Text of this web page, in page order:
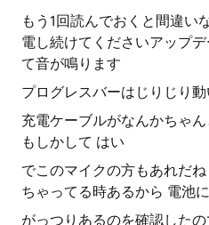
もう1回読んでおくと間違い
電し続けてくださいアップ
て音が鳴ります
プログレスバーはじりじり
充電ケーブルがなんかちゃ
もしかして はい
でこのマイクの方もあれだ
ちゃってる時あるから 電池
がっつりあるのを確認した